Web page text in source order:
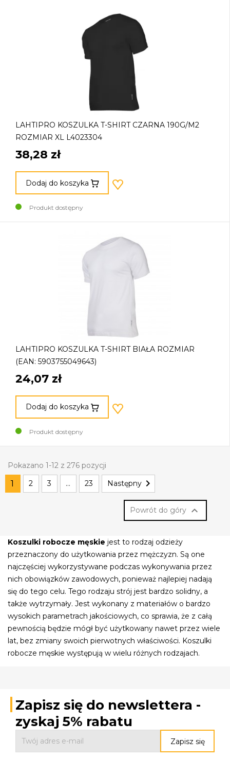
LAHTIPRO KOSZULKA T-SHIRT CZARNA 190G/M2
ROZMIAR XL L4023304
38,28 zł
Dodaj do koszyka
Produkt dostępny
LAHTIPRO KOSZULKA T-SHIRT BIAŁA ROZMIAR
(EAN: 5903755049643)
24,07 zł
Dodaj do koszyka
Produkt dostępny
Pokazano 1-12 z 276 pozycji
1 2 3 … 23 Następny 
Powrót do góry 
Koszulki robocze męskie jest to rodzaj odzieży
przeznaczony do użytkowania przez mężczyzn. Są one
najczęściej wykorzystywane podczas wykonywania przez
nich obowiązków zawodowych, ponieważ najlepiej nadają
się do tego celu. Tego rodzaju strój jest bardzo solidny, a
także wytrzymały. Jest wykonany z materiałów o bardzo
wysokich parametrach jakościowych, co sprawia, że z całą
pewnością będzie mógł być użytkowany nawet przez wiele
lat, bez zmiany swoich pierwotnych właściwości. Koszulki
robocze męskie występują w wielu różnych rodzajach.
Zapisz się do newslettera -
zyskaj 5% rabatu